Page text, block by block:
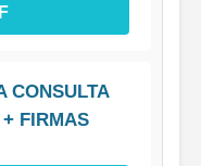
CONSULTA
FIRMAS